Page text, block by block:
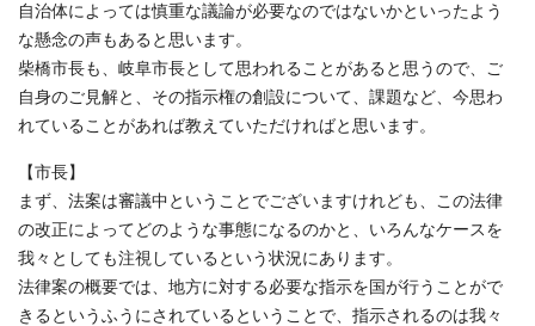
自治体によっては慎重な議論が必要なのではないかといったよう
な懸念の声もあると思います。
柴橋市長も、岐阜市長として思われることがあると思うので、ご
自身のご見解と、その指示権の創設について、課題など、今思わ
れていることがあれば教えていただければと思います。
【市長】
まず、法案は審議中ということでございますけれども、この法律
の改正によってどのような事態になるのかと、いろんなケースを
我々としても注視しているという状況にあります。
法律案の概要では、地方に対する必要な指示を国が行うことがで
きるというふうにされているということで、指示されるのは我々